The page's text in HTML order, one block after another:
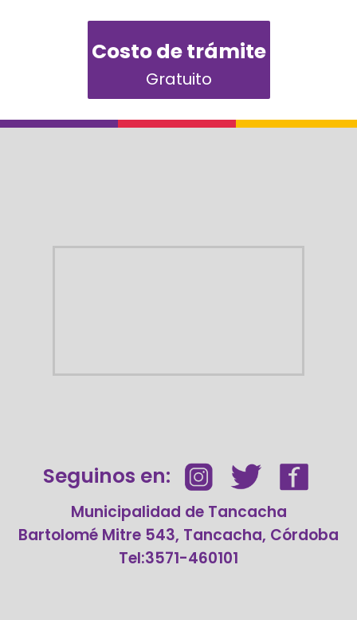
Costo de trámite
Gratuito
Seguinos en:
Municipalidad de Tancacha
Bartolomé Mitre 543, Tancacha, Córdoba
Tel:3571-460101